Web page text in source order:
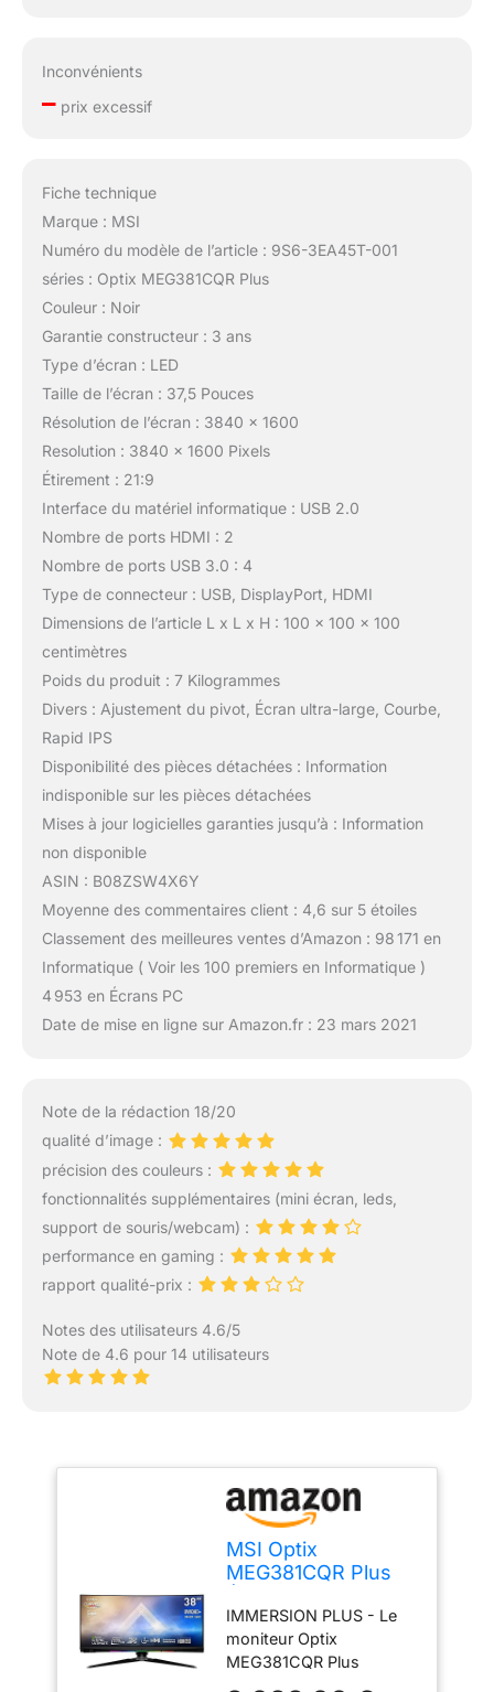
Inconvénients
–prix excessif
Fiche technique
Marque : MSI
Numéro du modèle de l’article : 9S6-3EA45T-001
séries : Optix MEG381CQR Plus
Couleur : Noir
Garantie constructeur : 3 ans
Type d’écran : LED
Taille de l’écran : 37,5 Pouces
Résolution de l’écran : 3840 x 1600
Resolution : 3840 x 1600 Pixels
Étirement : 21:9
Interface du matériel informatique : USB 2.0
Nombre de ports HDMI : 2
Nombre de ports USB 3.0 : 4
Type de connecteur : USB, DisplayPort, HDMI
Dimensions de l’article L x L x H : 100 x 100 x 100
centimètres
Poids du produit : 7 Kilogrammes
Divers : Ajustement du pivot, Écran ultra-large, Courbe,
Rapid IPS
Disponibilité des pièces détachées : Information
indisponible sur les pièces détachées
Mises à jour logicielles garanties jusqu’à : Information
non disponible
ASIN : B08ZSW4X6Y
Moyenne des commentaires client : 4,6 sur 5 étoiles
Classement des meilleures ventes d’Amazon : 98 171 en
Informatique ( Voir les 100 premiers en Informatique )
4 953 en Écrans PC
Date de mise en ligne sur Amazon.fr : 23 mars 2021
Note de la rédaction 18/20
qualité d’image :
précision des couleurs :
fonctionnalités supplémentaires (mini écran, leds,
support de souris/webcam) :
performance en gaming :
rapport qualité-prix :
Notes des utilisateurs 4.6/5
Note de 4.6 pour 14 utilisateurs
MSI Optix
MEG381CQR Plus
Incurvé 37,5"
UWQHD+ - Dalle
Rapid IPS 2300R,
IMMERSION PLUS - Le
moniteur Optix
MEG381CQR Plus